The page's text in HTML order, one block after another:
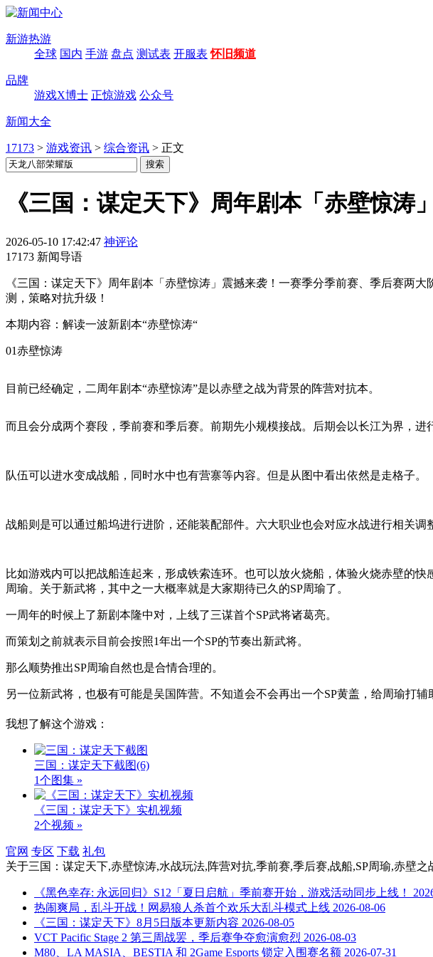
新游热游
全球 国内 手游 盘点 测试表 开服表 怀旧频道
品牌
游戏X博士 正惊游戏 公众号
新闻大全
17173 > 游戏资讯 > 综合资讯 > 正文
《三国：谋定天下》周年剧本「赤壁惊
2026-05-10 17:42:47 神评论
17173 新闻导语
《三国：谋定天下》周年剧本「赤壁惊涛」震撼来袭！一赛季分季前赛、季后赛两
测，策略对抗升级！
本期内容：解读一波新剧本“赤壁惊涛“
01赤壁惊涛
目前已经确定，二周年剧本“赤壁惊涛”是以赤壁之战为背景的阵营对抗本。
而且会分成两个赛段，季前赛和季后赛。前期先小规模接战。后期会以长江为界，
队伍可以进水变成战船，同时水中也有营寨等内容。但是从图中看出依然是走格子。
战船则是可以通过船坞进行进阶，还能装配部件。六大职业也会对应水战进行相关调
比如游戏内可以把战船连起来，形成铁索连环。也可以放火烧船，体验火烧赤壁的
周瑜。关于新武将，其中之一大概率就是大家期待已久的SP周瑜了。
一周年的时候上了新剧本隆中对，上线了三谋首个SP武将诸葛亮。
而策划之前就表示目前会按照1年出一个SP的节奏出新武将。
那么顺势推出SP周瑜自然也是合情合理的。
另一位新武将，也极有可能是吴国阵营。不知道会不会再出一个SP黄盖，给周瑜打辅
我想了解这个游戏：
三国：谋定天下截图(6)
1个图集 »
《三国：谋定天下》实机视频
2个视频 »
官网 专区 下载 礼包
关于三国：谋定天下,赤壁惊涛,水战玩法,阵营对抗,季前赛,季后赛,战船,SP周瑜,赤壁之
《黑色幸存: 永远回归》S12「夏日启航」季前赛开始，游戏活动同步上线！
热闹爽局，乱斗开战！网易狼人杀首个欢乐大乱斗模式上线 2026-08-06
《三国：谋定天下》8月5日版本更新内容 2026-08-05
VCT Pacific Stage 2 第三周战罢，季后赛争夺愈演愈烈 2026-08-03
M80、LA MASIA、BESTIA 和 2Game Esports 锁定入围赛名额 2026-07-31